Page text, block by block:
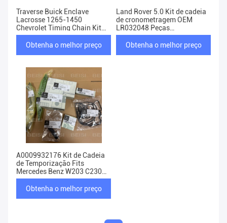
Traverse Buick Enclave
Lacrosse 1265-1450
Chevrolet Timing Chain Kit
12651450
Obtenha o melhor preço
Land Rover 5.0 Kit de cadeia
de cronometragem OEM
LR032048 Peças
sobressalentes de
automóveis
Obtenha o melhor preço
A0009932176 Kit de Cadeia
de Temporização Fits
Mercedes Benz W203 C230
M271 E200 SLK200
Obtenha o melhor preço